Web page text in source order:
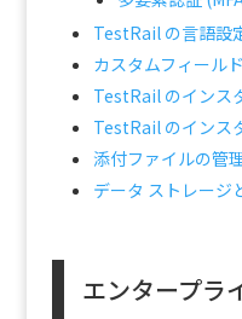
TestRail の言語設
カスタムフィール
TestRail のインス
TestRail のインス
添付ファイルの管
データ ストレージ
エンタープラ